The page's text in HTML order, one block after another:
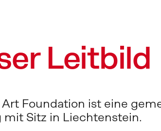
Leitbild
Art Foundation ist eine
mit Sitz in Liechtenstein.